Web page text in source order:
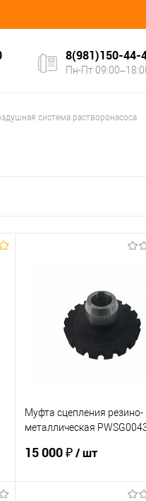
8(981)150-44-
Пн-Пт
система растворонасоса
Муфта сцепления резино-
металлическая
15 000 ₽/ шт